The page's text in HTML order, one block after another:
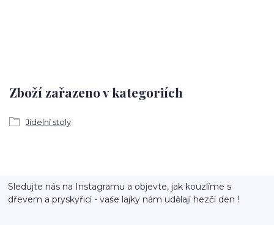
Zboží zařazeno v kategoriích
Jídelní stoly
Sledujte nás na Instagramu a objevte, jak kouzlíme s
dřevem a pryskyřicí - vaše lajky nám udělají hezčí den !